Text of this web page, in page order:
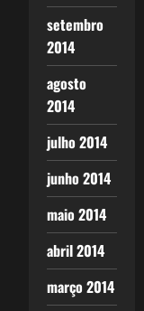
setembro
2014
agosto
2014
julho 2014
junho 2014
maio 2014
abril 2014
março 2014